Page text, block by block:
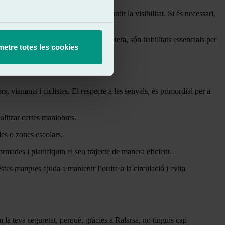
totes les cookies
en el parabrisa per garantir la visibilitat. Si és necessari,
les condicions canviant de la carretera, són habilitats essencials per
vianants i ciclistes. El respecte a les senyals, és primordial per a
certes maniobres.
o zones escolars.
i planifiquin el seu trajecte de manera eficient.
marques ajuda a mantenir l’ordre a la circulació i evita
teva seguretat, perquè, gràcies a Ralarsa, no tinguis cap